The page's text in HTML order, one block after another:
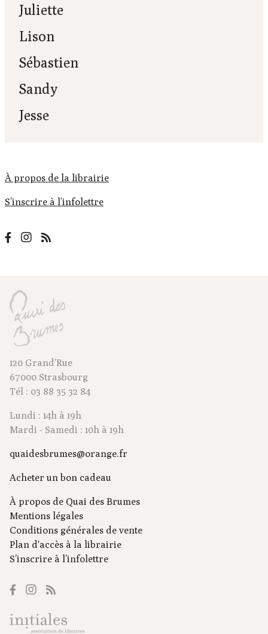
À propos de la librairie
S’inscrire à l’infolettre
Juliette
Lison
Sébastien
Sandy
Jesse
120 Grand'Rue
67000 Strasbourg
Tél : 03 88 35 32 84
Lundi : 14h à 19h
Mardi - Samedi : 10h à 19h
quaidesbrumes@orange.fr
Acheter un bon cadeau
À propos de Quai des Brumes
Mentions légales
Conditions générales de vente
Plan d'accès à la librairie
S’inscrire à l’infolettre